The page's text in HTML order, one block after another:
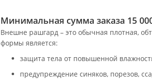
Минимальная сумма заказа 15
Внешне рашгард – это обычная плотная,
формы является:
защита тела от повышенной
предупреждение синяков, порезов,